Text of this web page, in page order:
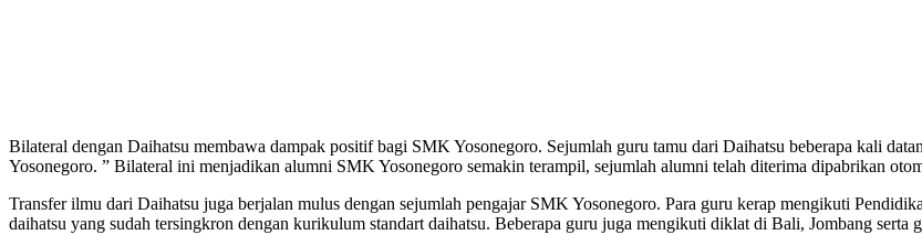
Bilateral dengan Daihatsu membawa dampak positif bagi SMK Yosonegoro. Sejumlah guru tamu dari Daihatsu beberapa kali
Yosonegoro. ” Bilateral ini menjadikan alumni SMK Yosonegoro semakin terampil, sejumlah alumni telah diterima dipabrikan
Transfer ilmu dari Daihatsu juga berjalan mulus dengan sejumlah pengajar SMK Yosonegoro. Para guru kerap mengikuti
daihatsu yang sudah tersingkron dengan kurikulum standart daihatsu. Beberapa guru juga mengikuti diklat di Bali, Jombang